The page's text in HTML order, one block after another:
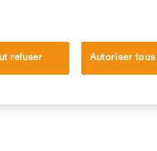
refuser Autoriser